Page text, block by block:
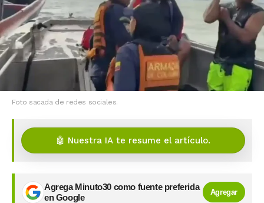
Foto sacada de redes sociales.
🤖 Nuestra IA te resume el artículo.
Agrega Minuto30 como fuente preferida
en Google
Agregar